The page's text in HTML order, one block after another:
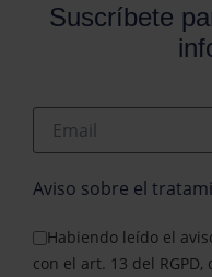
Suscríbete
Email
Aviso sobre el
Habiendo leído el
con el art. 13 del